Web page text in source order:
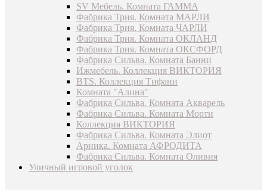
SV Мебель. Комната ГАММА
Фабрика Трия. Комната МАРЛИ
Фабрика Трия. Комната ЧАРЛИ
Фабрика Трия. Комната ОКЛАНД
Фабрика Трия. Комната ОКСФОРД
Фабрика Сильва. Комната Банни
Ижмебель. Коллекция ВИКТОРИЯ
BTS. Коллекция Тифани
Комната "Алина"
Фабрика Сильва. Комната Акварель
Фабрика Сильва. Комната Морти
Коллекция ВИКТОРИЯ
Фабрика Сильва. Комната Элиот
Арника. Комната АФРОДИТА
Фабрика Сильва. Комната Оливия
Уличный игровой уголок